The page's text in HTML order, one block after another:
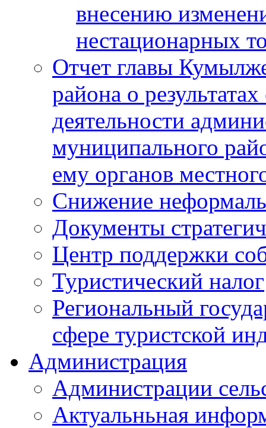
внесению
нестационарных
Отчет главы
района о
деятельности
муниципального
ему органов
Снижение
Документы
Центр поддержки
Туристический налог
Региональный
сфере туристской
Администрация
Администрации
Актуальньная